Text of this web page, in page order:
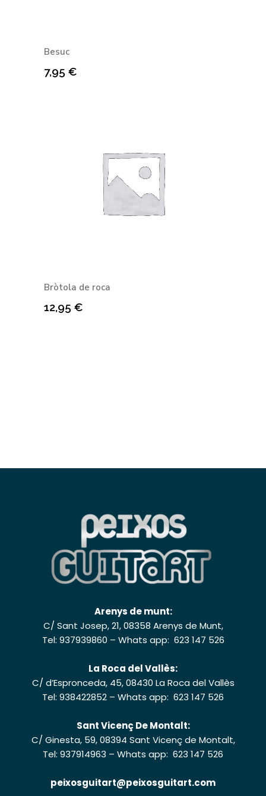
Besuc
7,95 €
Bròtola de roca
12,95 €
Arenys de munt:
C/ Sant Josep, 21, 08358 Arenys de Munt,
Tel: 937939860 – Whats app: 623 147 526
La Roca del Vallès:
C/ d’Espronceda, 45, 08430 La Roca del Vallès
Tel: 938422852 – Whats app: 623 147 526
Sant Vicenç De Montalt:
C/ Ginesta, 59, 08394 Sant Vicenç de Montalt,
Tel: 937914963 – Whats app: 623 147 526
peixosguitart@peixosguitart.com